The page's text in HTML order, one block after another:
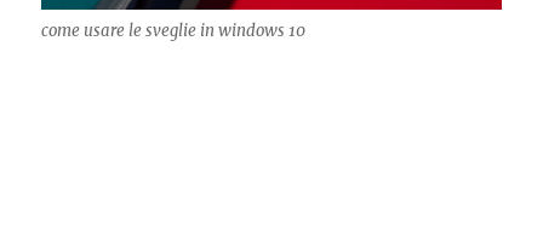
come usare le sveglie in windows 10